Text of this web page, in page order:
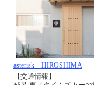
asterisk HIROSHIMA
【交通情報】